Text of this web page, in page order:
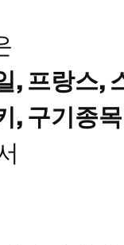
, 프랑스,
, 구기종